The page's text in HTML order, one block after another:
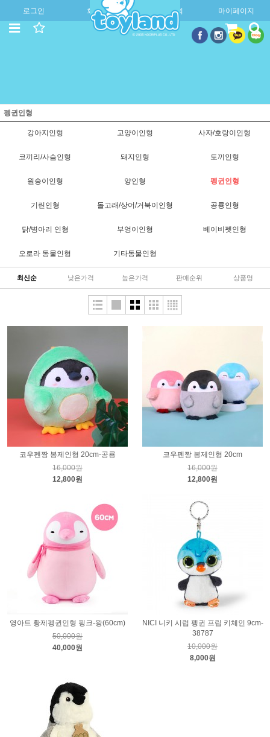
로그인 회원가입 주문조회 마이페이지
펭귄인형
강아지인형 고양이인형 사자/호랑이인형
코끼리/사슴인형 돼지인형 토끼인형
원숭이인형 양인형 펭귄인형
기린인형 돌고래/상어/거북이인형 공룡인형
닭/병아리 인형 부엉이인형 베이비펫인형
오로라 동물인형 기타동물인형
최신순 낮은가격 높은가격 판매순위 상품명
코우펜짱 봉제인형 20cm-공룡
16,000원
12,800원
코우펜짱 봉제인형 20cm
16,000원
12,800원
영아트 황제펭귄인형 핑크-왕(60cm)
50,000원
40,000원
NICI 니키 시럽 펭귄 프립 키체인 9cm-
38787
10,000원
8,000원